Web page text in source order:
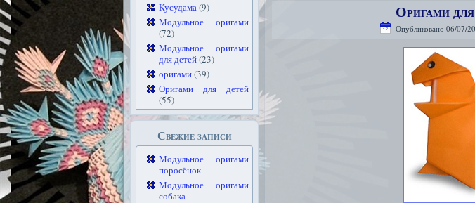
Кусудама(9)
Модульное оригами
(72)
Модульное оригами
для детей(23)
оригами(39)
Оригами для детей
(55)
Свежие записи
Модульное оригами
поросёнок
Модульное оригами
собака
Оригами
Опубликовано 06/07/